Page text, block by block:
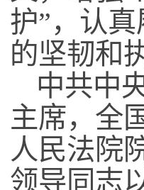
护” ，认
的坚韧和
中共中
主席，全
人民法院
领导同志